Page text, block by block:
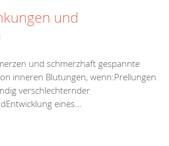
und
und schmerzhaft gespannte
inneren Blutungen, wenn:Prellungen
verschlechternder
eines...